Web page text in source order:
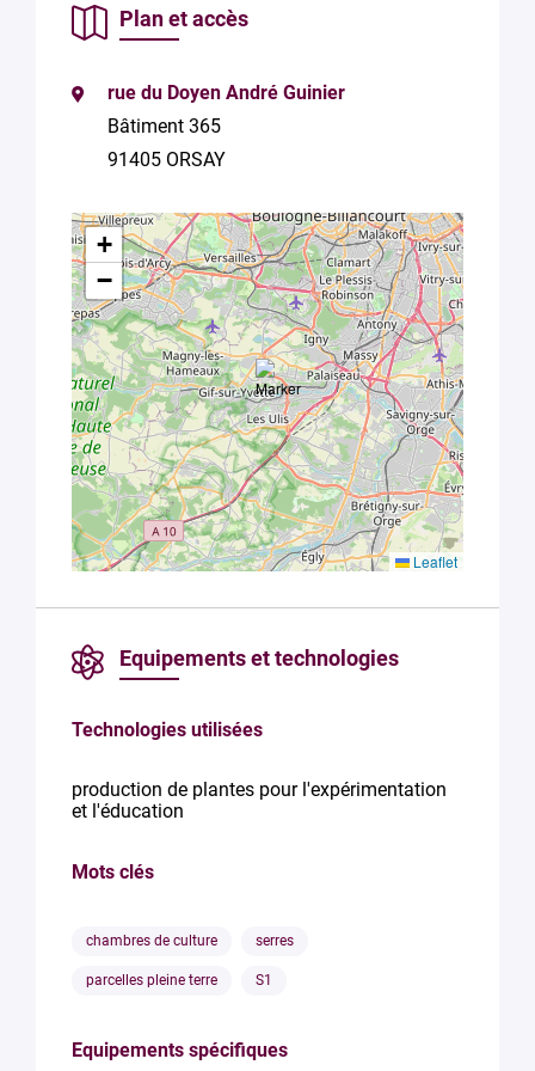
confidentialité
Paris-Saclay *
Plan et accès
rue du Doyen André Guinier
Bâtiment 365
91405 ORSAY
+
−
Leaflet
Equipements et technologies
Technologies utilisées
production de plantes pour l'expérimentation
et l'éducation
Mots clés
chambres de culture serres
parcelles pleine terre S1
Equipements spécifiques